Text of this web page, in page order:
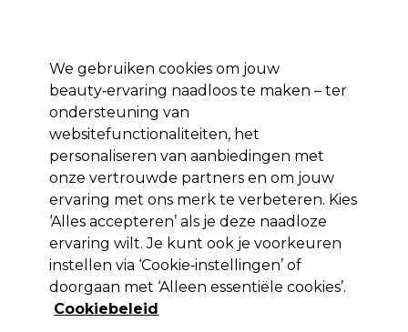
Aanmelden
Merken Deals 🌟 Haar Elektra Beauty
Volgende dag geleverd*
Na verzending, maandag t/m vrijdag
Sibel Nagelvijl American 100-150 17cm
10st/0001605
(0)
We gebruiken cookies om jouw
beauty‑ervaring naadloos te maken – ter
ondersteuning van
websitefunctionaliteiten, het
personaliseren van aanbiedingen met
onze vertrouwde partners en om jouw
ervaring met ons merk te verbeteren. Kies
‘Alles accepteren’ als je deze naadloze
ervaring wilt. Je kunt ook je voorkeuren
instellen via ‘Cookie‑instellingen’ of
doorgaan met ‘Alleen essentiële cookies’.
Cookiebeleid